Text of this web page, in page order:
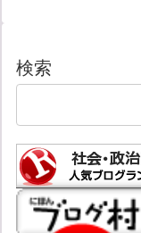
検索